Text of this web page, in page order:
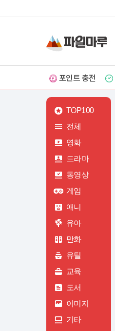
포인트 충전
TOP100
전체
영화
드라마
동영상
게임
애니
유아
만화
유틸
교육
도서
이미지
기타